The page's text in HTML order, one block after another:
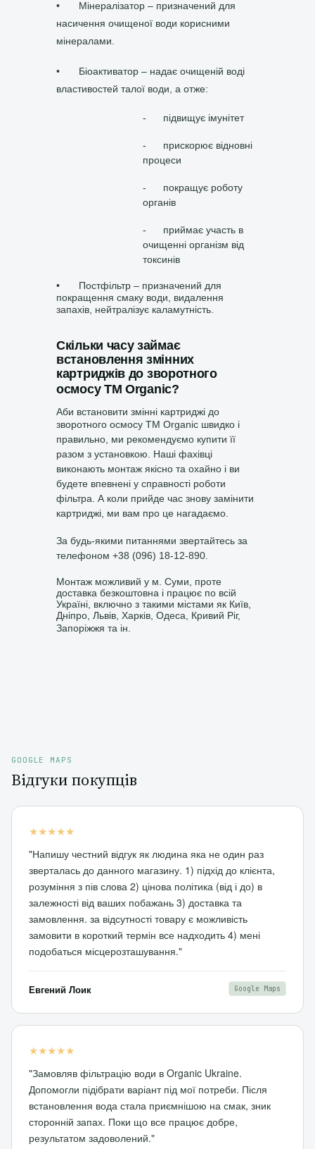
•
Мінералізатор – призначений для
насичення очищеної води корисними
мінералами.
•
Біоактиватор – надає очищеній воді
властивостей талої води, а отже:
- підвищує імунітет
-
прискорює відновні
процеси
-
покращує роботу
органів
-
приймає участь в
очищенні організм від
токсинів
•
Постфільтр – призначений для
покращення смаку води, видалення
запахів, нейтралізує каламутність.
Скільки часу займає
встановлення змінних
картриджів до зворотного
осмосу ТМOrganic?
Аби встановити змінні картриджі до
зворотного осмосу ТМ Organic швидко і
правильно, ми рекомендуємо купити її
разом з установкою. Наші фахівці
виконають монтаж якісно та охайно і ви
будете впевнені у справності роботи
фільтра. А коли прийде час знову замінити
картриджі, ми вам про це нагадаємо.
За будь-якими питаннями звертайтесь за
телефоном +38 (096) 18-12-890.
Монтаж можливий у м. Суми, проте
доставка безкоштовна і працює по всій
Україні, включно з такими містами як Київ,
Дніпро, Львів, Харків, Одеса, Кривий Ріг,
Запоріжжя та ін.
GOOGLE MAPS
Відгуки покупців
★★★★★
"Напишу честний відгук як людина яка не один раз
зверталась до данного магазину. 1) підхід до клієнта,
розуміння з пів слова 2) цінова політика (від і до) в
залежності від ваших побажань 3) доставка та
замовлення. за відсутності товару є можливість
замовити в короткий термін все надходить 4) мені
подобаться місцерозташування."
Евгений Лоик Google Maps
★★★★★
"Замовляв фільтрацію води в Organic Ukraine.
Допомогли підібрати варіант під мої потреби. Після
встановлення вода стала приємнішою на смак, зник
сторонній запах. Поки що все працює добре,
результатом задоволений."